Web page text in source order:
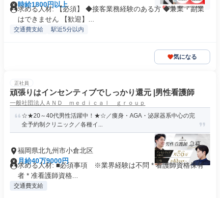
時給1800円以上
求める人材: 【必須】 ◆接客業務経験のある方 ◆兼業・副業
はできません 【歓迎】...
交通費支給 駅近5分以内
気になる
正社員
頑張りはインセンティブでしっかり還元 |男性看護師
一般社団法人ＡＮＤ ｍｅｄｉｃａｌ ｇｒｏｕｐ
☆★20～40代男性活躍中！★☆／痩身・AGA・泌尿器系中心の完
全予約制クリニック／各種イ...
福岡県北九州市小倉北区
月給40万9000円
求める人材: ■必須事項 ※業界経験は不問 * 看護師資格保有
者 * 准看護師資格...
交通費支給